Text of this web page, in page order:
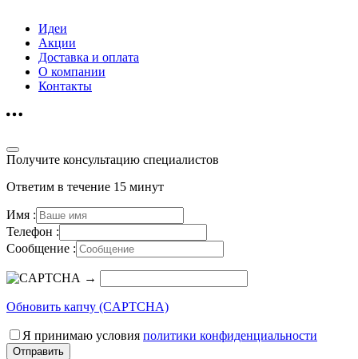
Идеи
Акции
Доставка и оплата
О компании
Контакты
Получите консультацию специалистов
Ответим в течение 15 минут
Имя :
Телефон :
Сообщение :
→
Обновить капчу (CAPTCHA)
Я принимаю условия политики конфиденциальности
Отправить